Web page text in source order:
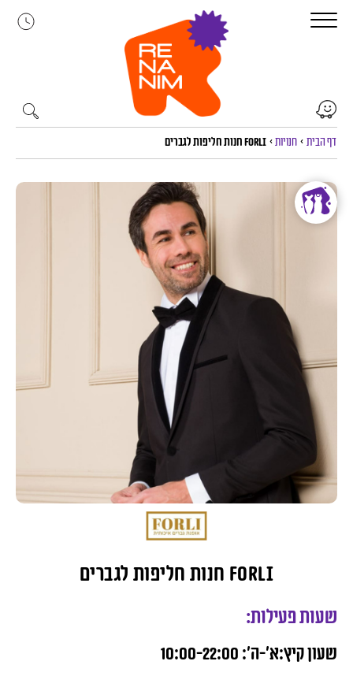
לתוכן
דף הבית > חנויות> FORLI חנות חליפות לגברים
FORLI חנות חליפות לגברים
שעות פעילות:
שעון קיץ:א’-ה’: 10:00-22:00